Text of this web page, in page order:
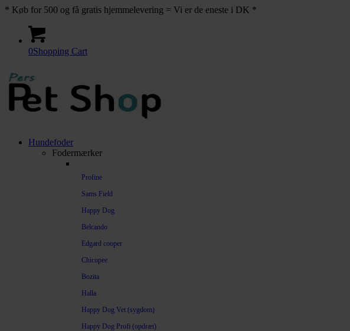
* Køb for 500 og få gratis hjemmelevering = Vi er de eneste i DK *
0Shopping Cart
Hundefoder
Fodermærker
Profine
Sams Field
Happy Dog
Belcando
Edgard cooper
Chicopee
Bozita
Halla
Happy Dog Vet (sygdom)
Happy Dog Profi (opdræt)